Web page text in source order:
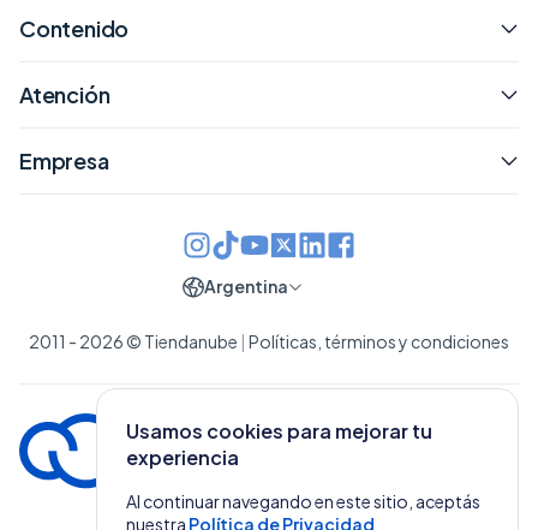
Usamos cookies para mejorar tu
experiencia
Al continuar navegando en este sitio, aceptás
nuestra Política de Privacidad
Contenido
Atención
Empresa
2011 - 2026 © Tiendanube | Políticas, términos y condiciones
Argentina